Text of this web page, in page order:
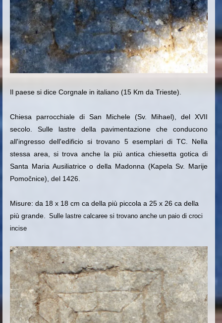
Il paese si dice Corgnale in italiano (15 Km da Trieste).
Chiesa parrocchiale di San Michele (Sv. Mihael), del XVII
secolo. Sulle lastre della pavimentazione che conducono
all'ingresso dell'edificio si trovano 5 esemplari di TC. Nella
stessa area, si trova anche la più antica chiesetta gotica di
Santa Maria Ausiliatrice o della Madonna (Kapela Sv. Marije
Pomočnice), del 1426.
Misure: da 18 x 18 cm ca della più piccola a 25 x 26 ca della
più grande.
Sulle lastre calcaree si trovano anche un paio di croci
incise